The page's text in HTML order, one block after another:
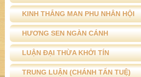
KINH THẮNG MAN PHU NHÂN HỘI
HƯƠNG SEN NGÀN CÁNH
LUẬN ĐẠI THỪA KHỞI TÍN
TRUNG LUẬN (CHÁNH TẤN TUỆ)